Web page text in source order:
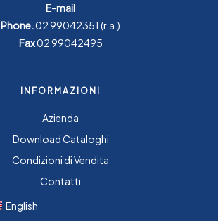
E-mail
Phone. 02 99042351 (r.a.)
Fax02 99042495
INFORMAZIONI
Azienda
Download Cataloghi
Condizioni di Vendita
Contatti
English